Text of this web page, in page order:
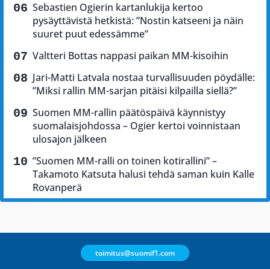
Sebastien Ogierin kartanlukija kertoo
pysäyttävistä hetkistä: ”Nostin katseeni ja näin
suuret puut edessämme”
Valtteri Bottas nappasi paikan MM-kisoihin
Jari-Matti Latvala nostaa turvallisuuden pöydälle:
”Miksi rallin MM-sarjan pitäisi kilpailla siellä?”
Suomen MM-rallin päätöspäivä käynnistyy
suomalaisjohdossa – Ogier kertoi voinnistaan
ulosajon jälkeen
”Suomen MM-ralli on toinen kotirallini” –
Takamoto Katsuta halusi tehdä saman kuin Kalle
Rovanperä
toimitus@suomif1.com